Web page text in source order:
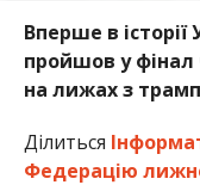
Вперше в
пройшов у фінал
на лижах з
Ділиться
Федерацію